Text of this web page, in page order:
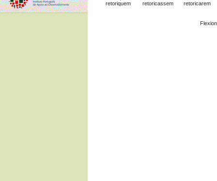
retoriquem
retoricassem
retoricarem